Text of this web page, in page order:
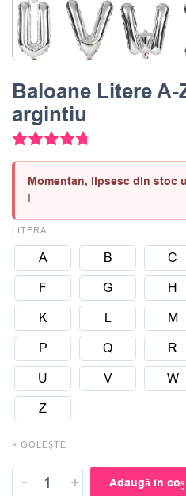
Baloane Litere A-
argintiu
Evaluat la
8
Momentan, lipsesc din stoc
I
LITERA
A B C
F
G H
K
L M
P
Q R
U
V W
Z
× GOLEȘTE
- + Adaugă în coș